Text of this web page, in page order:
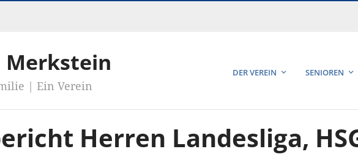
Merkstein
| Ein Verein
DER VEREIN SENIOREN
Herren Landesliga,